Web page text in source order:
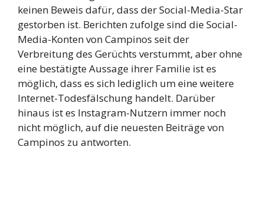
keinen Beweis dafür, dass der Social-Media-Star
gestorben ist. Berichten zufolge sind die Social-
Media-Konten von Campinos seit der
Verbreitung des Gerüchts verstummt, aber ohne
eine bestätigte Aussage ihrer Familie ist es
möglich, dass es sich lediglich um eine weitere
Internet-Todesfälschung handelt. Darüber
hinaus ist es Instagram-Nutzern immer noch
nicht möglich, auf die neuesten Beiträge von
Campinos zu antworten.